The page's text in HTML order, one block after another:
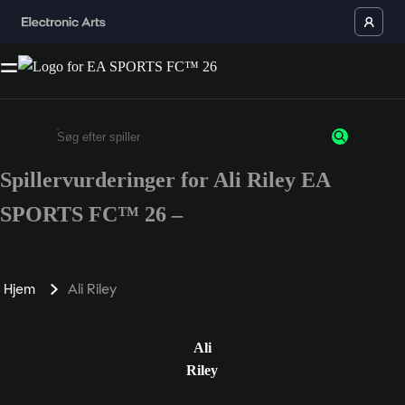
Enter a minimum of 3 characters or numbers
Spillervurderinger for Ali Riley EA
SPORTS FC™ 26 –
Hjem Ali Riley
Ali
Riley